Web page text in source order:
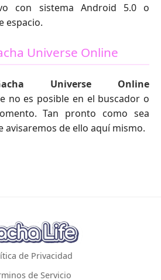
con sistema Android 5.0 o
espacio.
Universe Online
Universe Online
no es posible en el buscador o
Tan pronto como sea
de ello aquí mismo.
de Privacidad
de Servicio